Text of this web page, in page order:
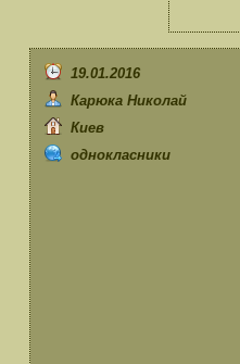
19.01.2016
Карюка Николай
Киев
однокласники